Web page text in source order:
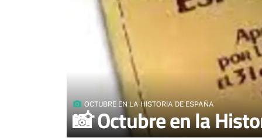
photo_camera OCTUBRE EN LA HISTORIA DE ESPAÑA
📸 Octubre en la